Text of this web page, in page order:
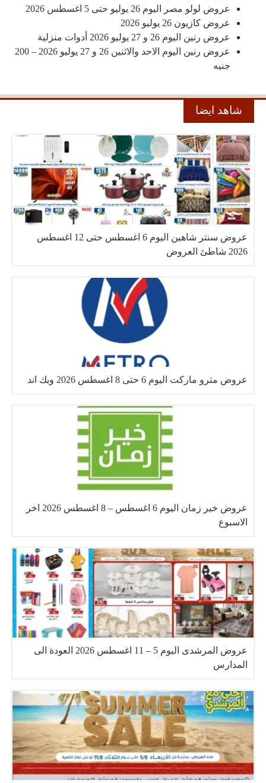
عروض لولو مصر اليوم 26 يوليو حتى 5 اغسطس 2026
عروض كازيون 26 يوليو 2026
عروض رنين اليوم 26 و 27 يوليو 2026 أدوات منزلية
عروض رنين اليوم الاحد والاثنين 26 و 27 يوليو 2026 – 200
جنيه
شاهد ايضا
عروض سنتر شاهين اليوم 6 اغسطس حتى 12 اغسطس
2026 شاطئ العروض
عروض مترو ماركت اليوم 6 حتى 8 اغسطس 2026 ويك اند
عروض خير زمان اليوم 6 اغسطس – 8 اغسطس 2026 اخر
الاسبوع
عروض المرشدى اليوم 5 – 11 اغسطس 2026 العودة الى
المدارس